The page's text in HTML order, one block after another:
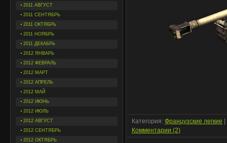
2011 АВГУСТ
2011 СЕНТЯБРЬ
2011 ОКТЯБРЬ
2011 НОЯБРЬ
2011 ДЕКАБРЬ
2012 ЯНВАРЬ
2012 ФЕВРАЛЬ
2012 МАРТ
2012 АПРЕЛЬ
2012 МАЙ
2012 ИЮНЬ
2012 ИЮЛЬ
2012 АВГУСТ
2012 СЕНТЯБРЬ
2012 ОКТЯБРЬ
Категория: Французские легкие
Комментарии (2)